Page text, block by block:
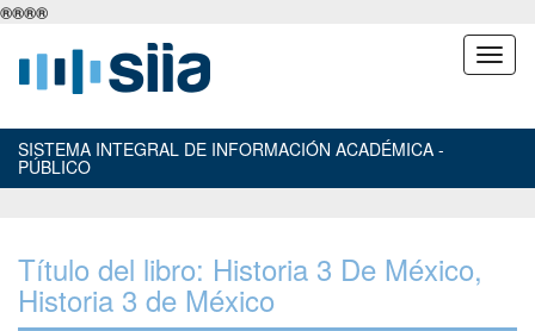
®®®®
SISTEMA INTEGRAL DE INFORMACIÓN ACADÉMICA -
PÚBLICO
Título del libro: Historia 3 De México,
Historia 3 de México